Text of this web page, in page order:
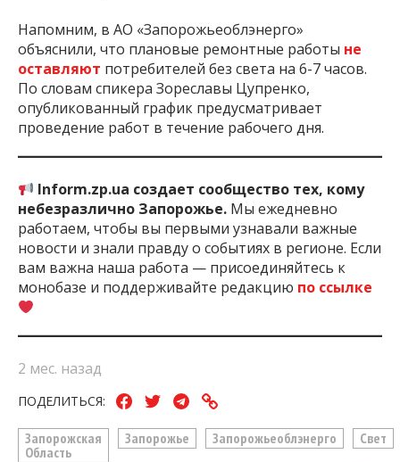
Напомним, в АО «Запорожьеоблэнерго»
объяснили, что плановые ремонтные работы не
оставляют потребителей без света на 6-7 часов.
По словам спикера Зореславы Цупренко,
опубликованный график предусматривает
проведение работ в течение рабочего дня.
Inform.zp.ua создает сообщество тех, кому
небезразлично Запорожье. Мы ежедневно
работаем, чтобы вы первыми узнавали важные
новости и знали правду о событиях в регионе. Если
вам важна наша работа — присоединяйтесь к
монобазе и поддерживайте редакцию по ссылке
2 мес. назад
ПОДЕЛИТЬСЯ:
Запорожская
Область
Запорожье Запорожьеоблэнерго Свет